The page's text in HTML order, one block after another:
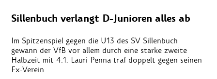
Sillenbuch verlangt D-Junioren alles ab
Im Spitzenspiel gegen die U13 des SV Sillenbuch
gewann der VfB vor allem durch eine starke zweite
Halbzeit mit 4:1. Lauri Penna traf doppelt gegen seinen
Ex-Verein.